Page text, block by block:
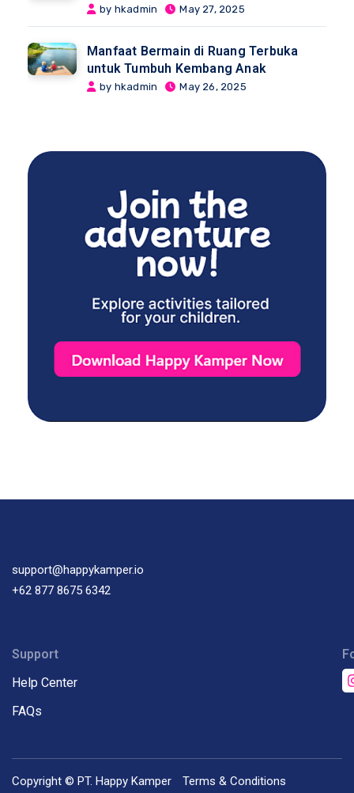
by hkadmin May 27, 2025
Manfaat Bermain di Ruang Terbuka
untuk Tumbuh Kembang Anak
by hkadmin May 26, 2025
support@happykamper.io
+62 877 8675 6342
Support
Help Center
FAQs
Copyright © PT. Happy Kamper
Terms & Conditions